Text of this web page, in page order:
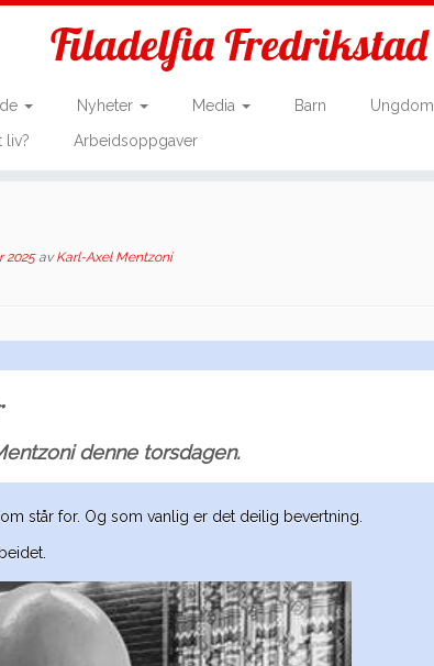
Filadelfia Fredrikstad
Nyheter Media Barn Ungdom
liv? Arbeidsoppgaver
2025 avKarl-Axel Mentzoni
denne torsdagen.
står for. Og som vanlig er det deilig bevertning.